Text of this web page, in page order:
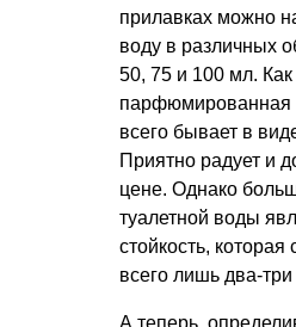
прилавках можно
воду в различных
50, 75 и 100 мл. Как
парфюмированная
всего бывает в
Приятно радует и
цене. Однако
туалетной воды
стойкость, которая
всего лишь два-три
А теперь,